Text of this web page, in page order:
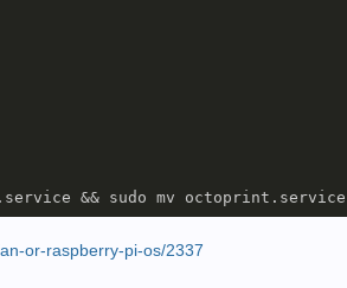
or-raspberry-pi-os/2337